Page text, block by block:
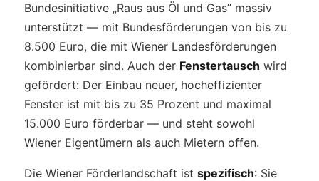
Bundesinitiative „Raus aus Öl und Gas” massiv
unterstützt — mit Bundesförderungen von bis zu
8.500 Euro, die mit Wiener Landesförderungen
kombinierbar sind. Auch der Fenstertausch wird
gefördert: Der Einbau neuer, hocheffizienter
Fenster ist mit bis zu 35 Prozent und maximal
15.000 Euro förderbar — und steht sowohl
Wiener Eigentümern als auch Mietern offen.
Die Wiener Förderlandschaft ist spezifisch: Sie